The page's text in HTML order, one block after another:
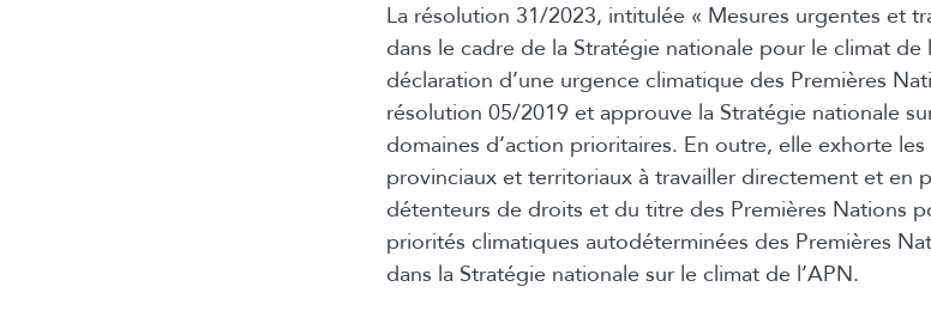
La résolution 31/2023, intitulée « Mesures urgentes et
dans le cadre de la Stratégie nationale pour le climat de
déclaration d’une urgence climatique des Premières
résolution 05/2019 et approuve la Stratégie nationale
domaines d’action prioritaires. En outre, elle exhorte
provinciaux et territoriaux à travailler directement et en
détenteurs de droits et du titre des Premières Nations
priorités climatiques autodéterminées des Premières
dans la Stratégie nationale sur le climat de l’APN.